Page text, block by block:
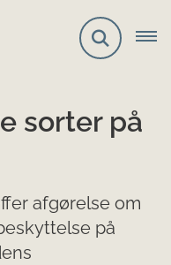
sorter på
afgørelse om
på